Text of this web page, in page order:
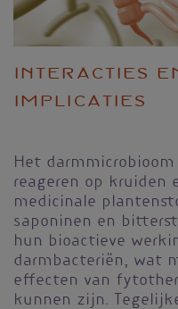
Interacties
implicaties
Het
reageren op kruiden
medicinale
saponinen en
hun bioactieve
darmbacteriën, wat
effecten van
kunnen zijn.